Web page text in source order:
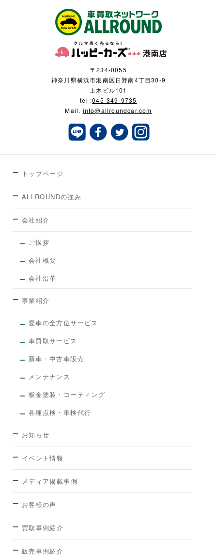
〒234-0055
神奈川県横浜市港南区日野南4丁目30-9
上木ビル101
tel :045-349-9735
Mail. info@allroundcar.com
トップページ
ALLROUNDの強み
会社紹介
ご挨拶
会社概要
会社沿革
事業紹介
愛車の全方位サービス
車買取サービス
新車・中古車販売
メンテナンス
板金塗装・コーティング
各種点検・車検代行
お知らせ
イベント情報
メディア掲載事例
お客様の声
買取事例紹介
販売事例紹介